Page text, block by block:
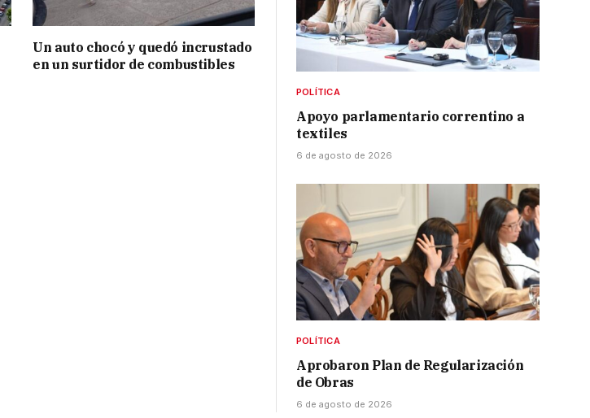
Un auto chocó y quedó incrustado
en un surtidor de combustibles
POLÍTICA
Apoyo parlamentario correntino a
textiles
6 de agosto de 2026
POLÍTICA
Aprobaron Plan de Regularización
de Obras
6 de agosto de 2026